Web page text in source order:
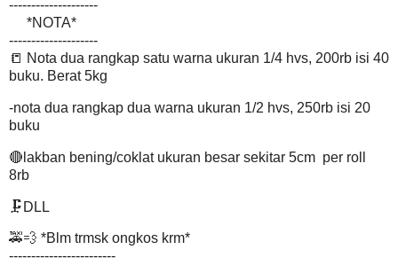
--------------------
*NOTA*
--------------------
📒 Nota dua rangkap satu warna ukuran 1/4 hvs, 200rb isi 40
buku. Berat 5kg
-nota dua rangkap dua warna ukuran 1/2 hvs, 250rb isi 20
buku
🔴lakban bening/coklat ukuran besar sekitar 5cm per roll
8rb
🗜DLL
🚕💨 *Blm trmsk ongkos krm*
------------------------